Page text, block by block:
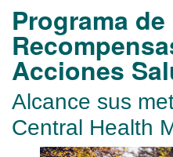
Programa de
Acciones
Alcance sus
Central Health